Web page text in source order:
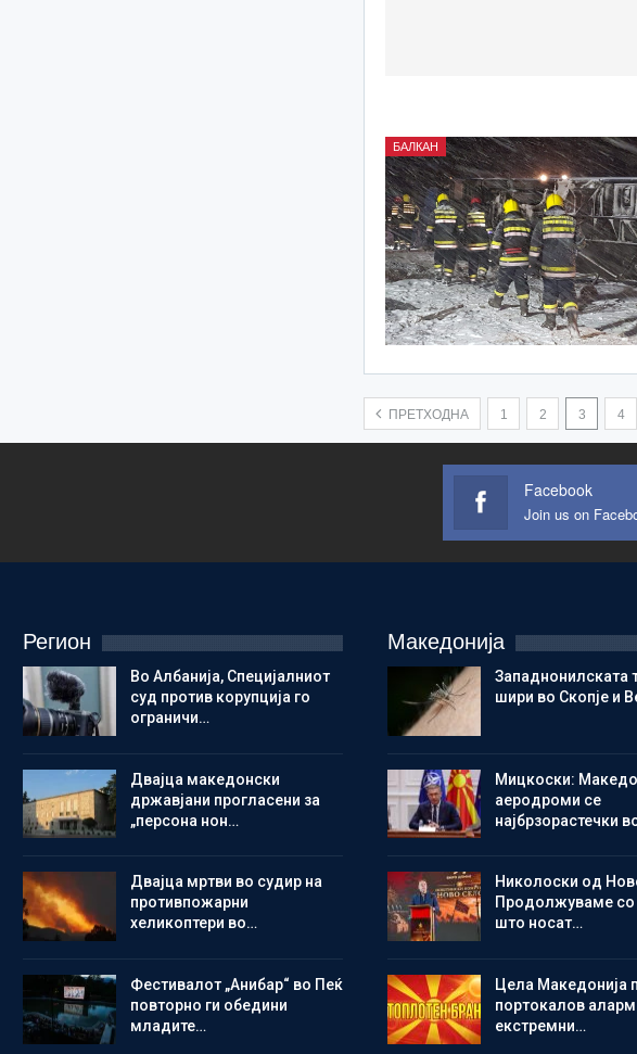
БАЛКАН
ПРЕТХОДНА 1 2 3 4
Facebook
Join us on
Регион
Во Албанија, Специјалниот
суд против корупција го
ограничи…
Двајца македонски
државјани прогласени за
„персона нон…
Двајца мртви во судир на
противпожарни
хеликоптери во…
Фестивалот „Анибар“ во Пеќ
повторно ги обедини
младите…
Македонија
Западнонилската
шири во Скопје и
Мицкоски:
аеродроми се
најбрзорастечки
Николоски од
Продолжуваме со
што носат…
Цела Македонија
портокалов
екстремни…